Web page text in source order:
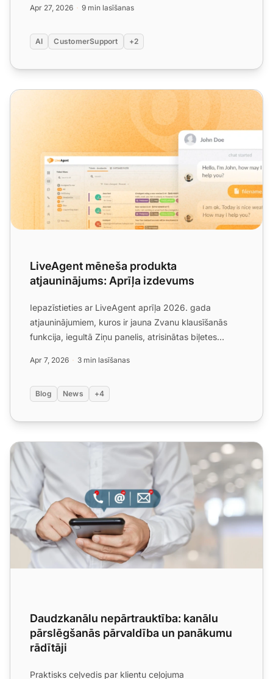
Apr 27, 2026 9 min lasīšanas
AI CustomerSupport +2
LiveAgent mēneša produkta atjauninājums: Aprīļa
LiveAgent mēneša produkta
atjauninājums: Aprīļa izdevums
Iepazīstieties ar LiveAgent aprīļa 2026. gada
atjauninājumiem, kuros ir jauna Zvanu klausīšanās
funkcija, iegultā Ziņu panelis, atrisinātas biļetes
Apr 7, 2026 3 min lasīšanas
Blog News +4
Daudzkanālu nepārtrauktība: kanālu pārslēgšanās
Daudzkanālu nepārtrauktība: kanālu
pārslēgšanās pārvaldība un panākumu
rādītāji
Praktisks ceļvedis par klientu ceļojuma